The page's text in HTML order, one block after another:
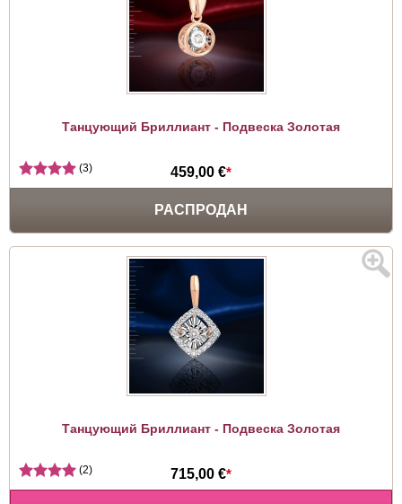
Танцующий Бриллиант - Подвеска Золотая
459,00 €*
(3)
РАСПРОДАН
Танцующий Бриллиант - Подвеска Золотая
715,00 €*
(2)